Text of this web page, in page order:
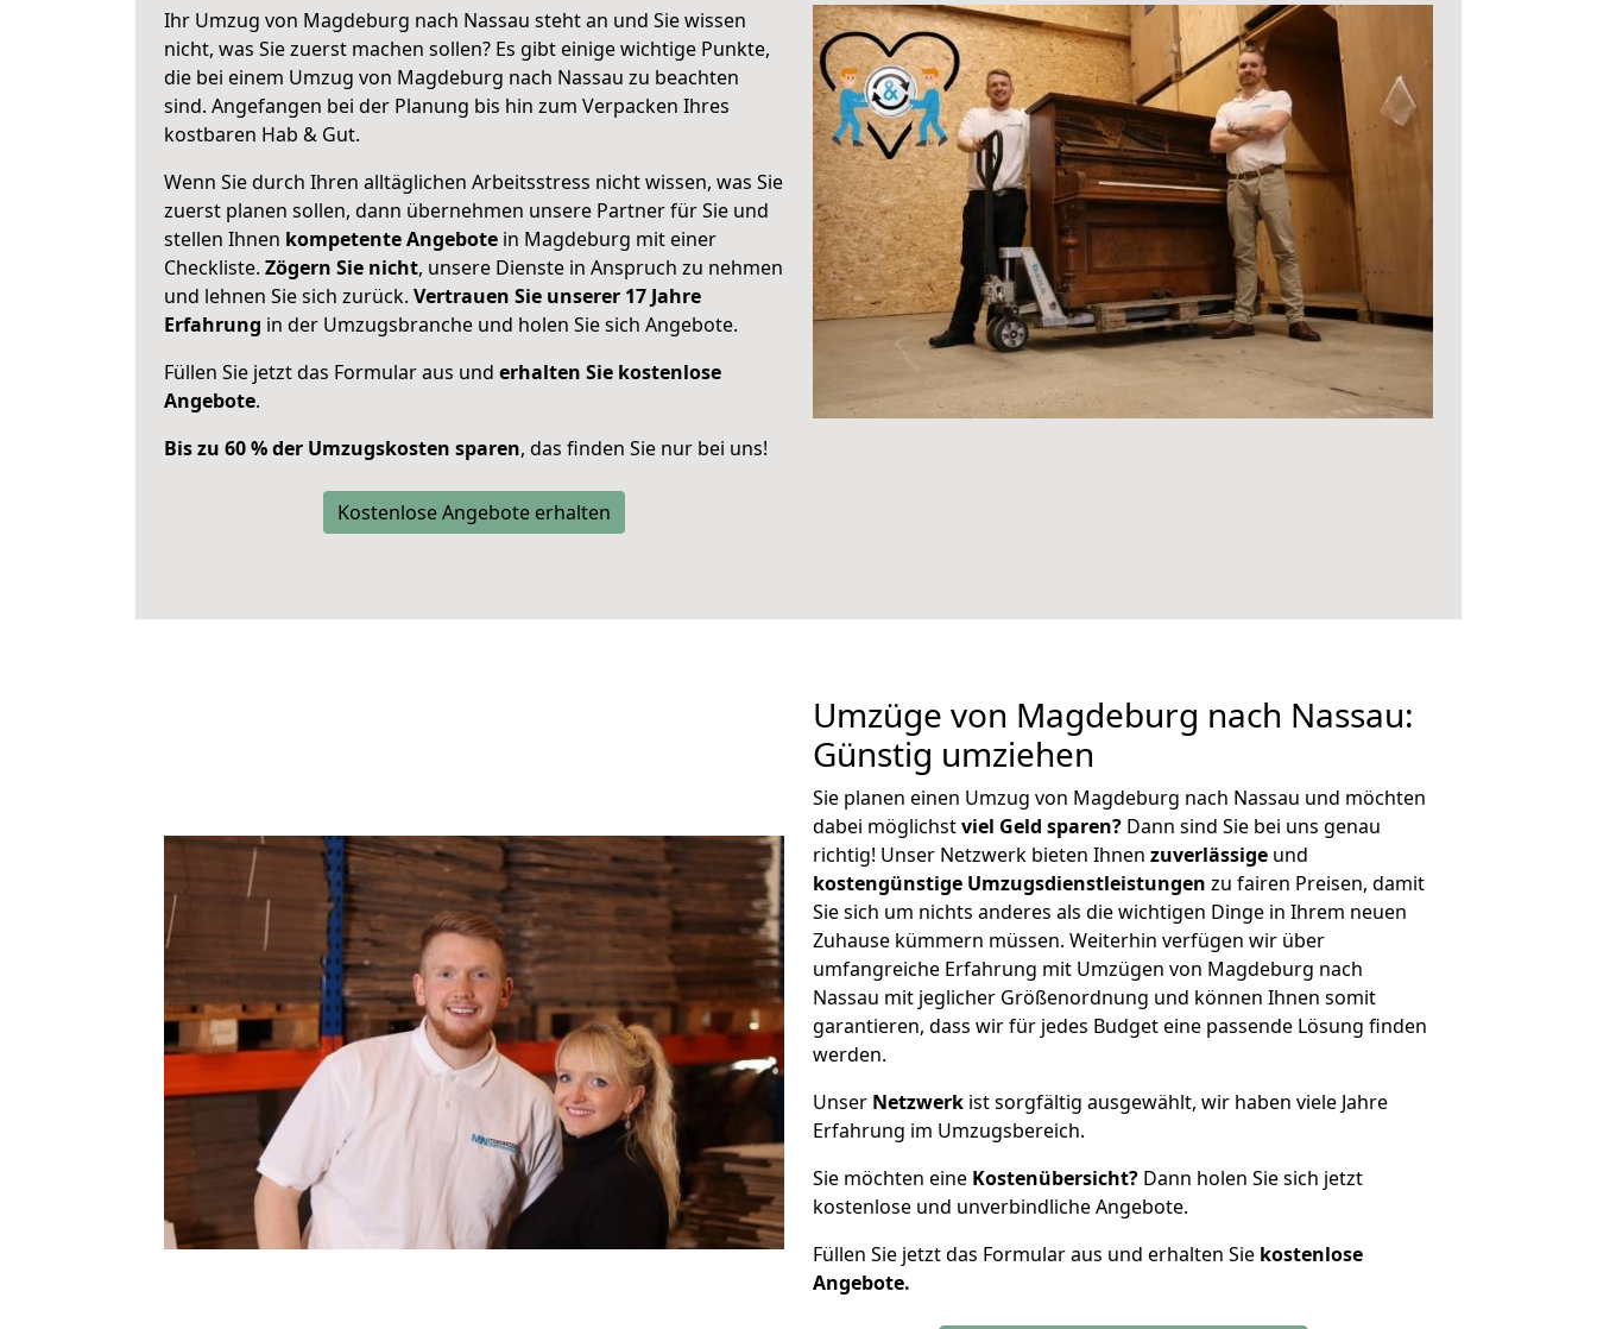
Ihr Umzug von Magdeburg nach Nassau steht an und Sie wissen
nicht, was Sie zuerst machen sollen? Es gibt einige wichtige Punkte,
die bei einem Umzug von Magdeburg nach Nassau zu beachten
sind. Angefangen bei der Planung bis hin zum Verpacken Ihres
kostbaren Hab & Gut.
Wenn Sie durch Ihren alltäglichen Arbeitsstress nicht wissen, was Sie
zuerst planen sollen, dann übernehmen unsere Partner für Sie und
stellen Ihnen kompetente Angebote in Magdeburg mit einer
Checkliste. Zögern Sie nicht, unsere Dienste in Anspruch zu nehmen
und lehnen Sie sich zurück. Vertrauen Sie unserer 17 Jahre
Erfahrung in der Umzugsbranche und holen Sie sich Angebote.
Füllen Sie jetzt das Formular aus und erhalten Sie kostenlose
Angebote.
Bis zu 60 % der Umzugskosten sparen, das finden Sie nur bei uns!
Kostenlose Angebote erhalten
Umzüge von Magdeburg nach Nassau:
Günstig umziehen
Sie planen einen Umzug von Magdeburg nach Nassau und möchten
dabei möglichstviel Geld sparen? Dann sind Sie bei uns genau
richtig! Unser Netzwerk bieten Ihnen zuverlässige und
kostengünstige Umzugsdienstleistungen zu fairen Preisen, damit
Sie sich um nichts anderes als die wichtigen Dinge in Ihrem neuen
Zuhause kümmern müssen. Weiterhin verfügen wir über
umfangreiche Erfahrung mit Umzügen von Magdeburg nach
Nassau mit jeglicher Größenordnung und können Ihnen somit
garantieren, dass wir für jedes Budget eine passende Lösung finden
werden.
Unser Netzwerk ist sorgfältig ausgewählt, wir haben viele Jahre
Erfahrung im Umzugsbereich.
Sie möchten eine Kostenübersicht? Dann holen Sie sich jetzt
kostenlose und unverbindliche Angebote.
Füllen Sie jetzt das Formular aus und erhalten Sie kostenlose
Angebote.